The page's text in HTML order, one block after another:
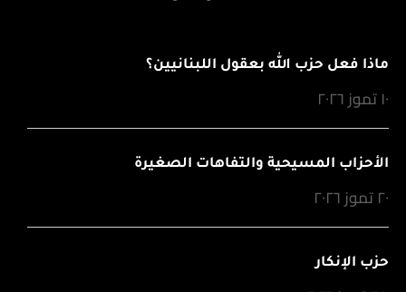
ماذا فعل حزب الله بعقول اللبنانيين؟
١٠ تموز ٢٠٢٦
الأحزاب المسيحية والتفاهات الصغيرة
٢٠ تموز ٢٠٢٦
حزب الإنكار